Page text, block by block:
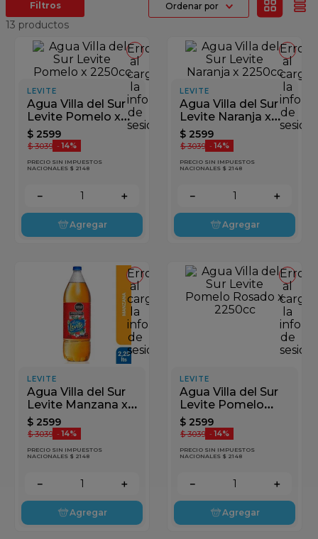
Ordenar por
13 productos
Error
al
cargar
la
información
de
sesión
LEVITE
Agua Villa del Sur
Levite Pomelo x
2250cc
$ 2599
$ 3039 -14%
PRECIO SIN IMPUESTOS
NACIONALES $ 2148
＋
－
Agregar
Error
al
cargar
la
de
sesión
LEVITE
Agua Villa del Sur
Levite Naranja x
2250cc
$ 2599
$ 3039 -14%
PRECIO SIN IMPUESTOS
NACIONALES $ 2148
＋
－
Agregar
Error
al
cargar
la
información
de
sesión
LEVITE
Agua Villa del Sur
Levite Manzana x
2250cc
$ 2599
$ 3039 -14%
PRECIO SIN IMPUESTOS
NACIONALES $ 2148
＋
－
Agregar
Error
al
cargar
la
de
sesión
LEVITE
Agua Villa del Sur
Levite Pomelo
Rosado x 2250cc
$ 2599
$ 3039 -14%
PRECIO SIN IMPUESTOS
NACIONALES $ 2148
＋
－
Agregar
dulce leche